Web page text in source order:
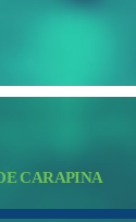
CARAPINA